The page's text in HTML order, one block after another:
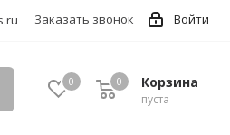
Войти
Заказать звонок
0 Корзина
пуста
0